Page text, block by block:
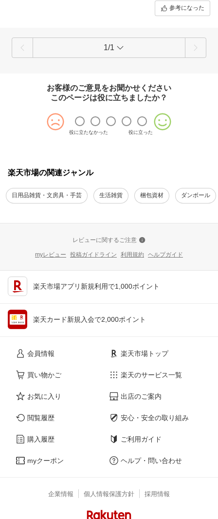
参考になった
1/1
お客様のご意見をお聞かせください
このページは役に立ちましたか？
役に立たなかった 役に立った
楽天市場の関連ジャンル
日用品雑貨・文房具・手芸 生活雑貨 梱包資材 ダンボール
レビューに関するご注意
myレビュー 投稿ガイドライン 利用規約 ヘルプガイド
楽天市場アプリ新規利用で1,000ポイント
楽天カード新規入会で2,000ポイント
会員情報
買い物かご
お気に入り
閲覧履歴
購入履歴
myクーポン
楽天市場トップ
楽天のサービス一覧
出店のご案内
安心・安全の取り組み
ご利用ガイド
ヘルプ・問い合わせ
企業情報 個人情報保護方針 採用情報